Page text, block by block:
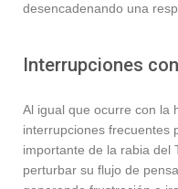
desencadenando una
Interrupciones
Al igual que ocurre con la
interrupciones frecuentes
importante de la rabia del
perturbar su flujo de